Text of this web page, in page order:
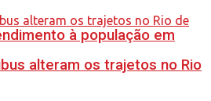
à população em
alteram os trajetos no Rio